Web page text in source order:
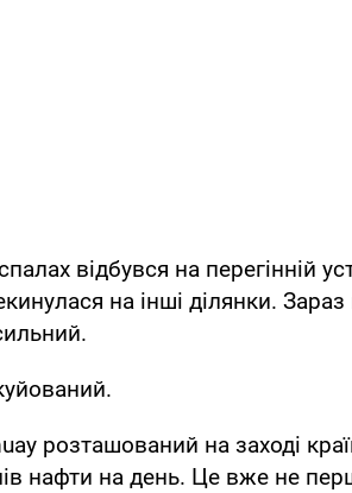
відбувся на перегінній
на інші ділянки.
розташований на заході
нафти на день. Це вже не